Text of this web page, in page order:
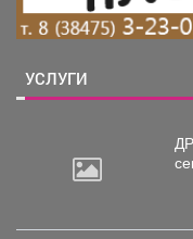
УСЛУГИ